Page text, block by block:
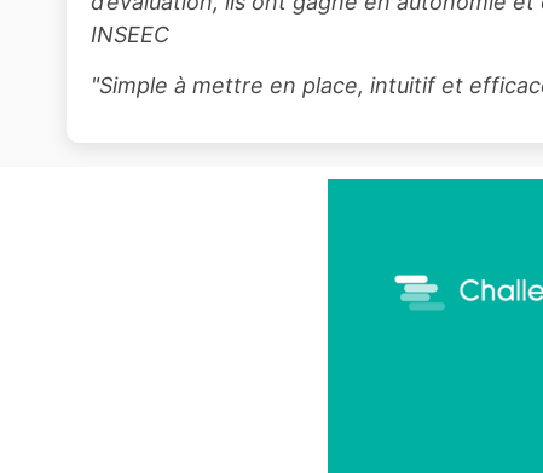
INSEEC
"Simple à mettre en place, intuitif et